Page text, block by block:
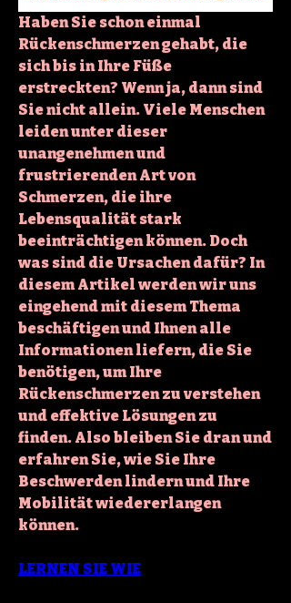
Haben Sie schon einmal
Rückenschmerzen gehabt, die
sich bis in Ihre Füße
erstreckten? Wenn ja, dann sind
Sie nicht allein. Viele Menschen
leiden unter dieser
unangenehmen und
frustrierenden Art von
Schmerzen, die ihre
Lebensqualität stark
beeinträchtigen können. Doch
was sind die Ursachen dafür? In
diesem Artikel werden wir uns
eingehend mit diesem Thema
beschäftigen und Ihnen alle
Informationen liefern, die Sie
benötigen, um Ihre
Rückenschmerzen zu verstehen
und effektive Lösungen zu
finden. Also bleiben Sie dran und
erfahren Sie, wie Sie Ihre
Beschwerden lindern und Ihre
Mobilität wiedererlangen
können.
LERNEN SIE WIE